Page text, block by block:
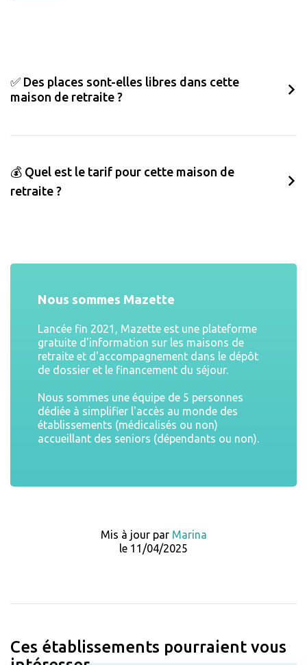
✅ Des places sont-elles libres dans cette
maison de retraite ?
💰 Quel est le tarif pour cette maison de
retraite ?
Nous sommes Mazette
Lancée fin 2021, Mazette est une plateforme
gratuite d'information sur les maisons de
retraite et d'accompagnement dans le dépôt
de dossier et le financement du séjour.
Nous sommes une équipe de 5 personnes
dédiée à simplifier l'accès au monde des
établissements (médicalisés ou non)
accueillant des seniors (dépendants ou non).
Mis à jour par Marina
le 11/04/2025
Ces établissements pourraient vous